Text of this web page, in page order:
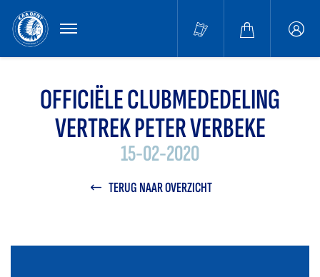
MENU
OFFICIËLE CLUBMEDEDELING
VERTREK PETER VERBEKE
15-02-2020
TERUG NAAR OVERZICHT